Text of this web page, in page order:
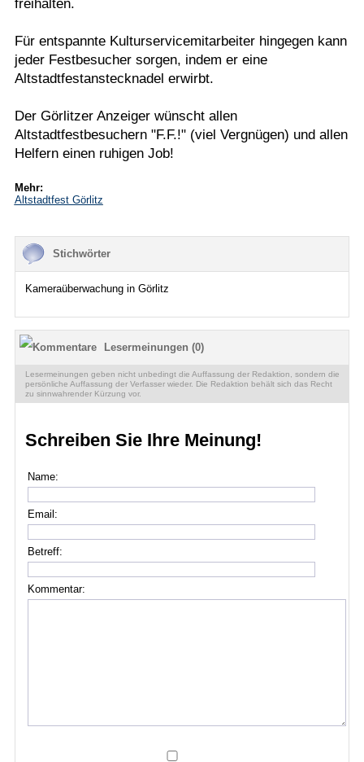
freihalten.
Für entspannte Kulturservicemitarbeiter hingegen kann
jeder Festbesucher sorgen, indem er eine
Altstadtfestanstecknadel erwirbt.
Der Görlitzer Anzeiger wünscht allen
Altstadtfestbesuchern "F.F.!" (viel Vergnügen) und allen
Helfern einen ruhigen Job!
Mehr:
Altstadtfest Görlitz
Stichwörter
Kameraüberwachung in Görlitz
Lesermeinungen (0)
Lesermeinungen geben nicht unbedingt die Auffassung der Redaktion, sondern die
persönliche Auffassung der Verfasser wieder. Die Redaktion behält sich das Recht
zu sinnwahrender Kürzung vor.
Schreiben Sie Ihre Meinung!
Name:
Email:
Betreff:
Kommentar: